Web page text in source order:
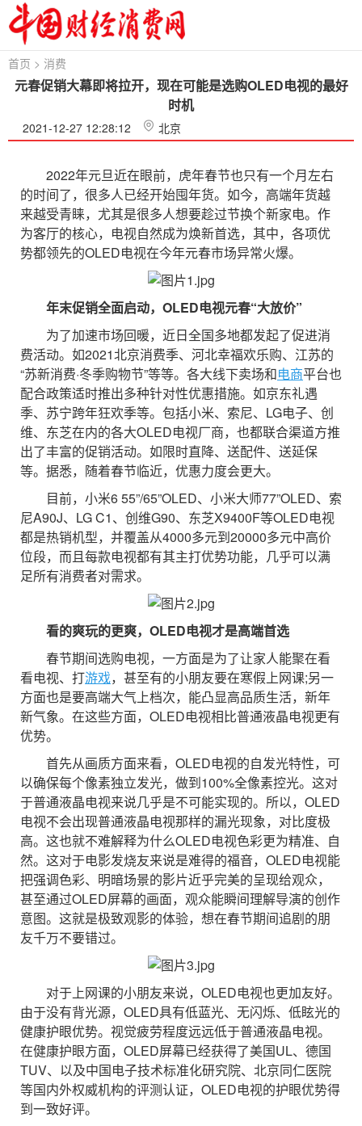
首页 > 消费
元春促销大幕即将拉开，现在可能是选购OLED电视的最好
时机
2021-12-27 12:28:12 北京
2022年元旦近在眼前，虎年春节也只有一个月左右
的时间了，很多人已经开始囤年货。如今，高端年货越
来越受青睐，尤其是很多人想要趁过节换个新家电。作
为客厅的核心，电视自然成为焕新首选，其中，各项优
势都领先的OLED电视在今年元春市场异常火爆。
年末促销全面启动，OLED电视元春“大放价”
为了加速市场回暖，近日全国多地都发起了促进消
费活动。如2021北京消费季、河北幸福欢乐购、江苏的
“苏新消费·冬季购物节”等等。各大线下卖场和电商平台也
配合政策适时推出多种针对性优惠措施。如京东礼遇
季、苏宁跨年狂欢季等。包括小米、索尼、LG电子、创
维、东芝在内的各大OLED电视厂商，也都联合渠道方推
出了丰富的促销活动。如限时直降、送配件、送延保
等。据悉，随着春节临近，优惠力度会更大。
目前，小米6 55”/65”OLED、小米大师77”OLED、索
尼A90J、LG C1、创维G90、东芝X9400F等OLED电视
都是热销机型，并覆盖从4000多元到20000多元中高价
位段，而且每款电视都有其主打优势功能，几乎可以满
足所有消费者对需求。
看的爽玩的更爽， OLED电视才是高端首选
春节期间选购电视，一方面是为了让家人能聚在看
看电视、打游戏，甚至有的小朋友要在寒假上网课;另一
方面也是要高端大气上档次，能凸显高品质生活，新年
新气象。在这些方面，OLED电视相比普通液晶电视更有
优势。
首先从画质方面来看，OLED电视的自发光特性，可
以确保每个像素独立发光，做到100%全像素控光。这对
于普通液晶电视来说几乎是不可能实现的。所以，OLED
电视不会出现普通液晶电视那样的漏光现象，对比度极
高。这也就不难解释为什么OLED电视色彩更为精准、自
然。这对于电影发烧友来说是难得的福音，OLED电视能
把强调色彩、明暗场景的影片近乎完美的呈现给观众，
甚至通过OLED屏幕的画面，观众能瞬间理解导演的创作
意图。这就是极致观影的体验，想在春节期间追剧的朋
友千万不要错过。
对于上网课的小朋友来说，OLED电视也更加友好。
由于没有背光源，OLED具有低蓝光、无闪烁、低眩光的
健康护眼优势。视觉疲劳程度远远低于普通液晶电视。
在健康护眼方面，OLED屏幕已经获得了美国UL、德国
TUV、以及中国电子技术标准化研究院、北京同仁医院
等国内外权威机构的评测认证，OLED电视的护眼优势得
到一致好评。